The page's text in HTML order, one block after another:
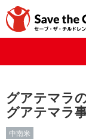
グアテマラ
グアテマラ
中南米